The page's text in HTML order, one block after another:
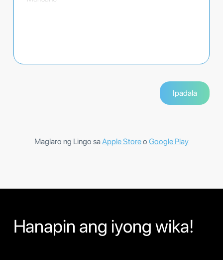
Maglaro ng Lingo saApple Storeo Google Play
Hanapin ang iyong wika!